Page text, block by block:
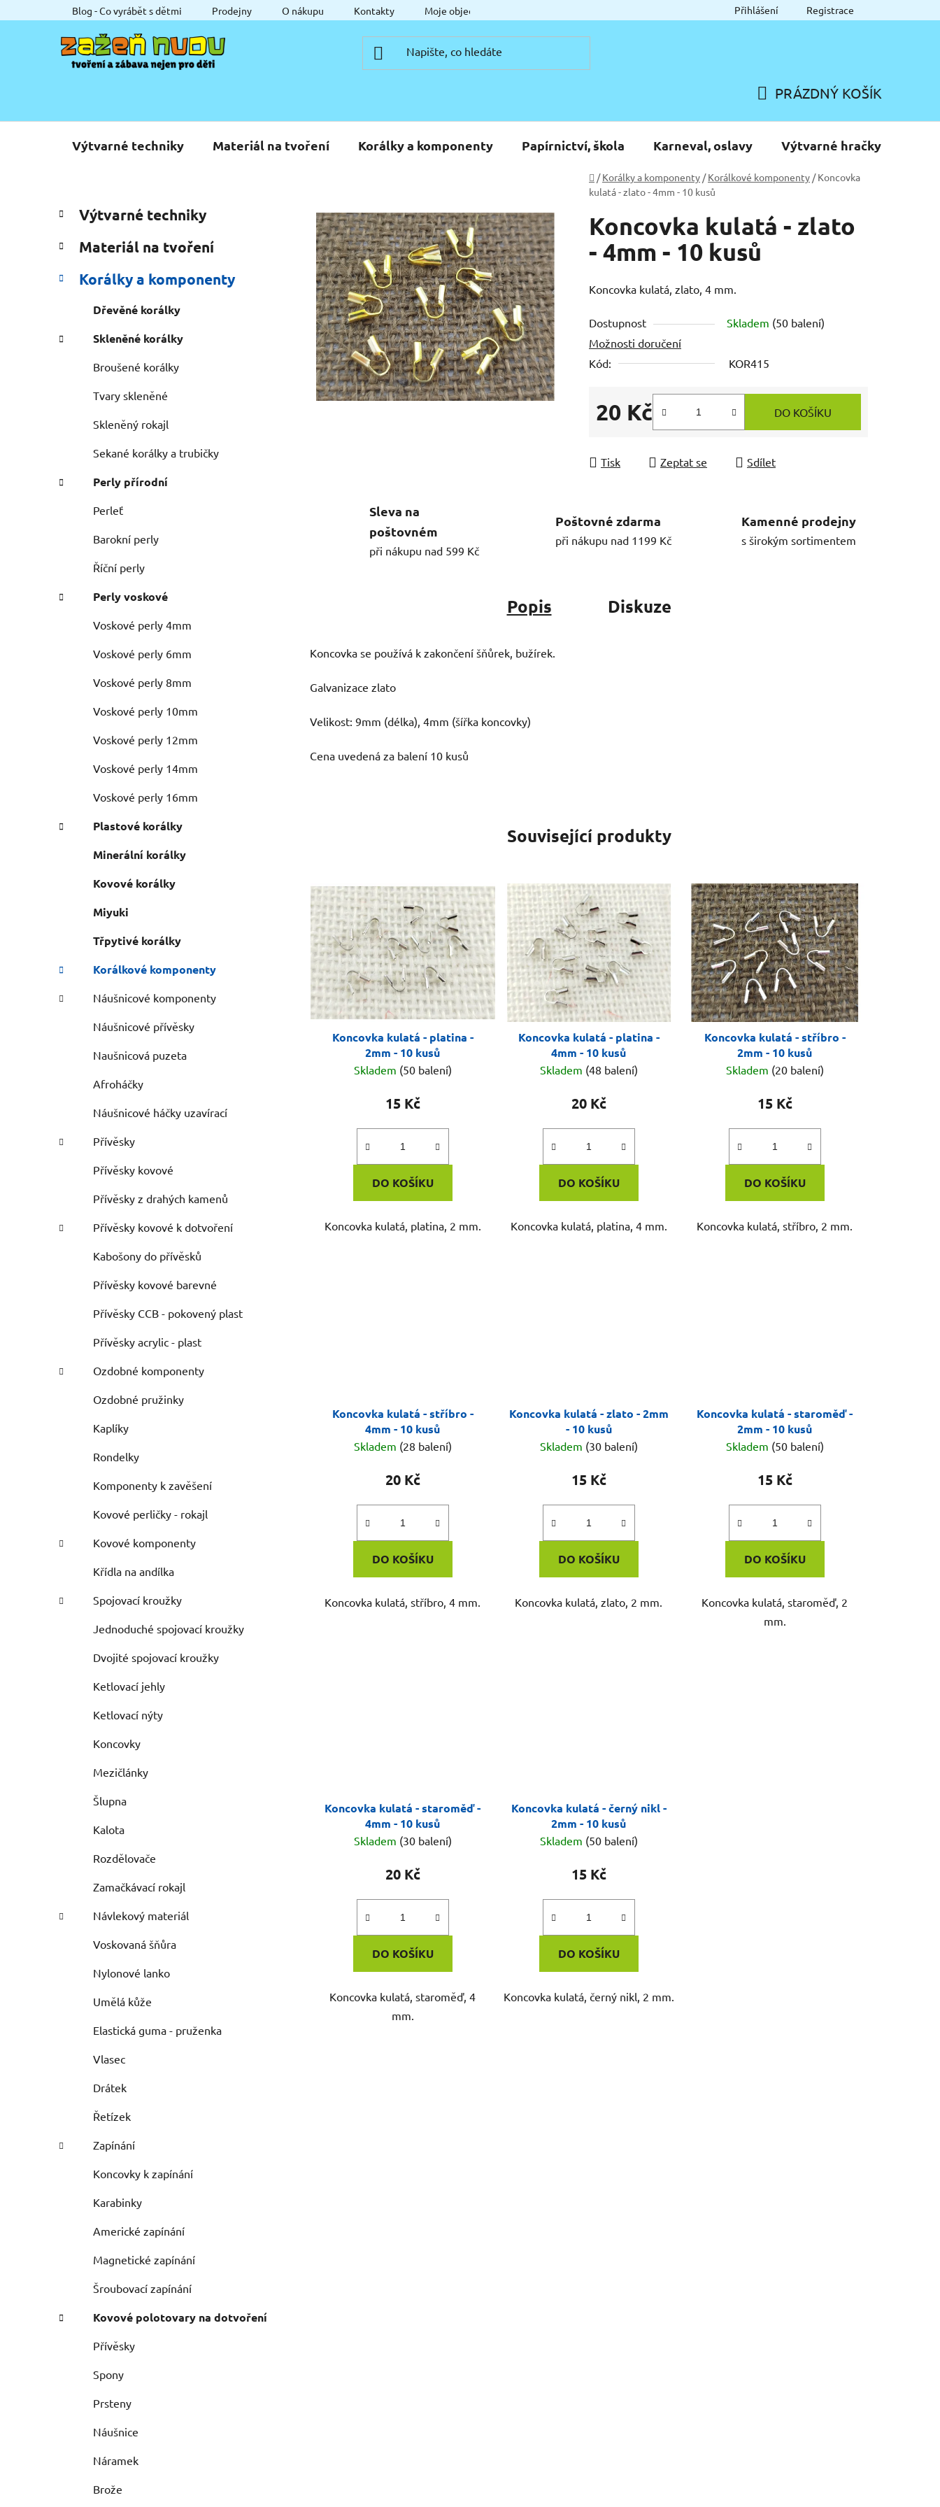
na
Blog - Co vyrábět s dětmi Prodejny O nákupu Kontakty Moje objednávka Přihlášení Registrace
KOŠÍK
PRÁZDNÝ KOŠÍK
Výtvarné techniky Materiál na tvoření Korálky a komponenty Papírnictví, škola Karneval, oslavy Výtvarné hračky
Domů
/ Korálky a komponenty / Korálkové komponenty / Koncovka
kulatá - zlato - 4mm - 10 kusů
P
o
s
r
n
Přeskočit
kategorie
a
e
o
Výtvarné techniky
Materiál na tvoření
Korálky a komponenty
Dřevěné korálky
Skleněné korálky
Broušené korálky
Tvary skleněné
Skleněný rokajl
Sekané korálky a trubičky
Perly přírodní
Perleť
Barokní perly
Říční perly
Perly voskové
Voskové perly 4mm
Voskové perly 6mm
Voskové perly 8mm
Voskové perly 10mm
Voskové perly 12mm
Voskové perly 14mm
Voskové perly 16mm
Plastové korálky
Minerální korálky
Kovové korálky
Miyuki
Třpytivé korálky
Korálkové komponenty
Náušnicové komponenty
Náušnicové přívěsky
Naušnicová puzeta
Afroháčky
Náušnicové háčky uzavírací
Přívěsky
Přívěsky kovové
Přívěsky z drahých kamenů
Přívěsky kovové k dotvoření
Kabošony do přívěsků
Přívěsky kovové barevné
Přívěsky CCB - pokovený plast
Přívěsky acrylic - plast
Ozdobné komponenty
Ozdobné pružinky
Kaplíky
Rondelky
Komponenty k zavěšení
Kovové perličky - rokajl
Kovové komponenty
Křídla na andílka
Spojovací kroužky
Jednoduché spojovací kroužky
Dvojité spojovací kroužky
Ketlovací jehly
Ketlovací nýty
Koncovky
Mezičlánky
Šlupna
Kalota
Rozdělovače
Zamačkávací rokajl
Návlekový materiál
Voskovaná šňůra
Nylonové lanko
Umělá kůže
Elastická guma - pruženka
Vlasec
Drátek
Řetízek
Zapínání
Koncovky k zapínání
Karabinky
Americké zapínání
Magnetické zapínání
Šroubovací zapínání
Kovové polotovary na dotvoření
Přívěsky
Spony
Prsteny
Náušnice
Náramek
Brože
Koncovka kulatá - zlato
- 4mm - 10 kusů
Koncovka kulatá, zlato, 4 mm.
Dostupnost Skladem (50 balení)
Možnosti doručení
Kód:
KOR415
20 Kč
Měrná cena:
DO KOŠÍKU
Tisk Zeptat se Sdílet
Sleva na
poštovném
při nákupu nad 599 Kč
Poštovné zdarma
při nákupu nad 1199 Kč
Kamenné prodejny
s širokým sortimentem
Popis Diskuze
Koncovka se používá k zakončení šňůrek, bužírek.
Galvanizace zlato
Velikost: 9mm (délka), 4mm (šířka koncovky)
Cena uvedená za balení 10 kusů
Související produkty
Koncovka kulatá - platina -
2mm - 10 kusů
Skladem (50 balení)
15 Kč
DO KOŠÍKU
Koncovka kulatá, platina, 2 mm.
Koncovka kulatá - platina -
4mm - 10 kusů
Skladem (48 balení)
20 Kč
DO KOŠÍKU
Koncovka kulatá, platina, 4 mm.
Koncovka kulatá - stříbro -
2mm - 10 kusů
Skladem (20 balení)
15 Kč
DO KOŠÍKU
Koncovka kulatá, stříbro, 2 mm.
Koncovka kulatá - stříbro -
4mm - 10 kusů
Skladem (28 balení)
20 Kč
DO KOŠÍKU
Koncovka kulatá, stříbro, 4 mm.
Koncovka kulatá - zlato - 2mm
- 10 kusů
Skladem (30 balení)
15 Kč
DO KOŠÍKU
Koncovka kulatá, zlato, 2 mm.
Koncovka kulatá - staroměď -
2mm - 10 kusů
Skladem (50 balení)
15 Kč
DO KOŠÍKU
Koncovka kulatá, staroměď, 2
mm.
Koncovka kulatá - staroměď -
4mm - 10 kusů
Skladem (30 balení)
20 Kč
DO KOŠÍKU
Koncovka kulatá, staroměď, 4
mm.
Koncovka kulatá - černý nikl -
2mm - 10 kusů
Skladem (50 balení)
15 Kč
DO KOŠÍKU
Koncovka kulatá, černý nikl, 2 mm.